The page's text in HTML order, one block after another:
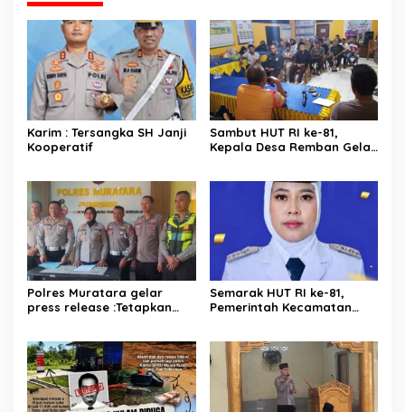
Karim : Tersangka SH Janji
Kooperatif
Sambut HUT RI ke-81,
Kepala Desa Remban Gelar
Polres Muratara gelar
press release :Tetapkan
Maut antara Bus ALS dan
Tangki BBM Tewaskan 19
Orang
Semarak HUT RI ke-81,
Pemerintah Kecamatan